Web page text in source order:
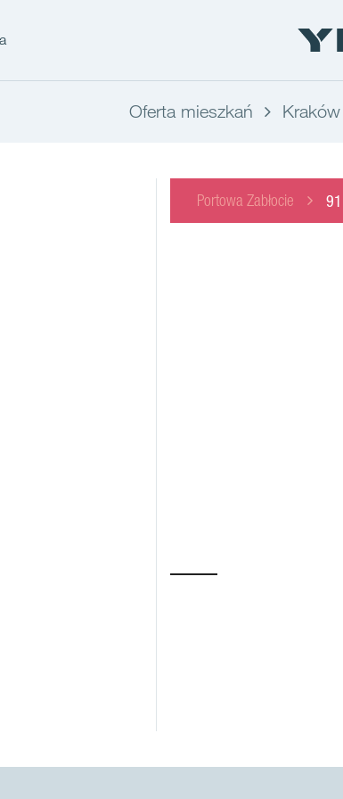
Oferta mieszkań Kraków
Portowa Zabłocie 91